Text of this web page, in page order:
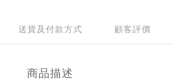
送貨及付款方式 顧客評價
商品描述